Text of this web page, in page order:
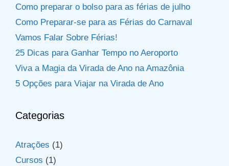
Como preparar o bolso para as férias de julho
Como Preparar-se para as Férias do Carnaval
Vamos Falar Sobre Férias!
25 Dicas para Ganhar Tempo no Aeroporto
Viva a Magia da Virada de Ano na Amazônia
5 Opções para Viajar na Virada de Ano
Categorias
Atrações (1)
Cursos (1)